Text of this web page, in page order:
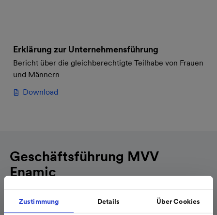
Zustimmung Details Über Cookies
Erklärung zur Unternehmensführung
Bericht über die gleichberechtigte Teilhabe von Frauen
und Männern
Download
Geschäftsführung MVV
Enamic